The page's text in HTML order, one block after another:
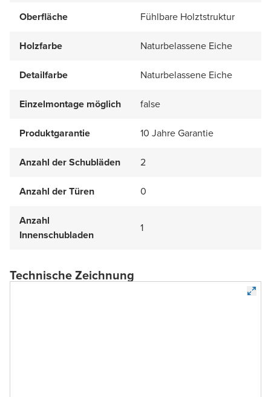
Oberfläche Fühlbare Holztstruktur
Holzfarbe Naturbelassene Eiche
Detailfarbe Naturbelassene Eiche
Einzelmontage möglich false
Produktgarantie 10 Jahre Garantie
Anzahl der Schubläden 2
Anzahl der Türen 0
Anzahl
Innenschubladen
1
Technische Zeichnung